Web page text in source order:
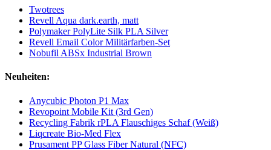
Twotrees
Revell Aqua dark.earth, matt
Polymaker PolyLite Silk PLA Silver
Revell Email Color Militärfarben-Set
Nobufil ABSx Industrial Brown
Neuheiten:
Anycubic Photon P1 Max
Revopoint Mobile Kit (3rd Gen)
Recycling Fabrik rPLA Flauschiges Schaf (Weiß)
Liqcreate Bio-Med Flex
Prusament PP Glass Fiber Natural (NFC)